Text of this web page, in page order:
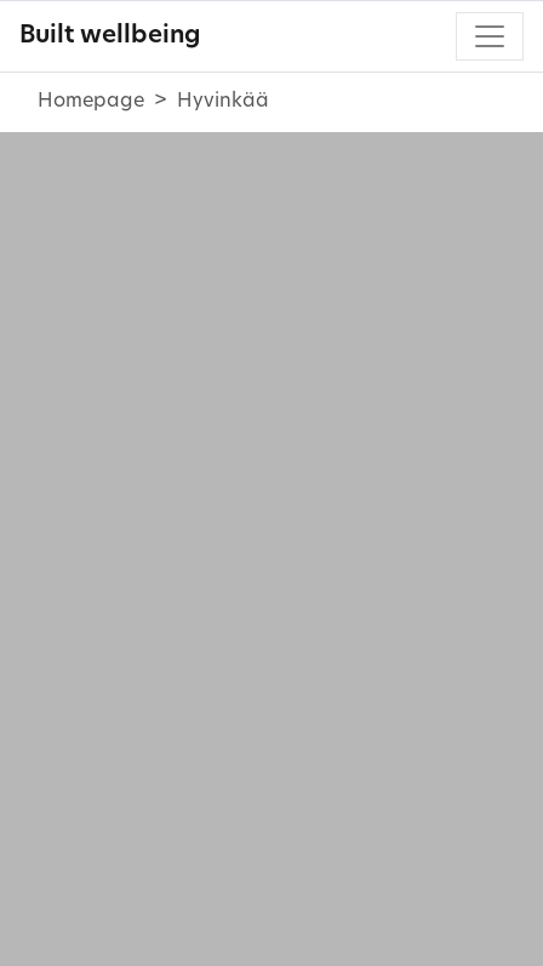
Built wellbeing
Homepage Hyvinkää